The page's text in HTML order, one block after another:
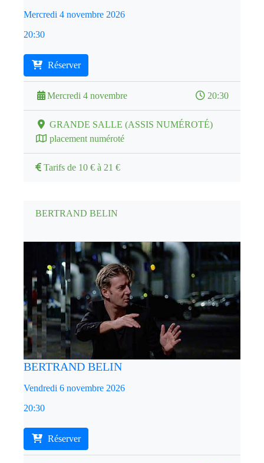
Mercredi 4 novembre 2026
20:30
Réserver
Mercredi 4 novembre 20:30
GRANDE SALLE (ASSIS NUMÉROTÉ)
placement numéroté
Tarifs de 10 € à 21 €
BERTRAND BELIN
BERTRAND BELIN
Vendredi 6 novembre 2026
20:30
Réserver